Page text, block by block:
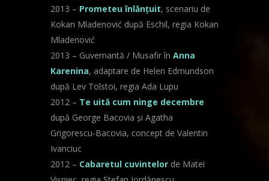
2013 – Prometeu înlănțuit, scenariu de
Kokan Mladenović după Eschil, regia Kokan
Mladenović
2013 – Guvernantă / Musafir în Anna
Karenina, adaptare de Helen Edmundson
după Lev Tolstoi, regia Ada Lupu
2012 – Te uită cum ninge decembre
după George Bacovia și Agatha
Grigorescu-Bacovia, concept de Valentin
Ivanciuc
2012 – Cabaretul cuvintelor de Matei